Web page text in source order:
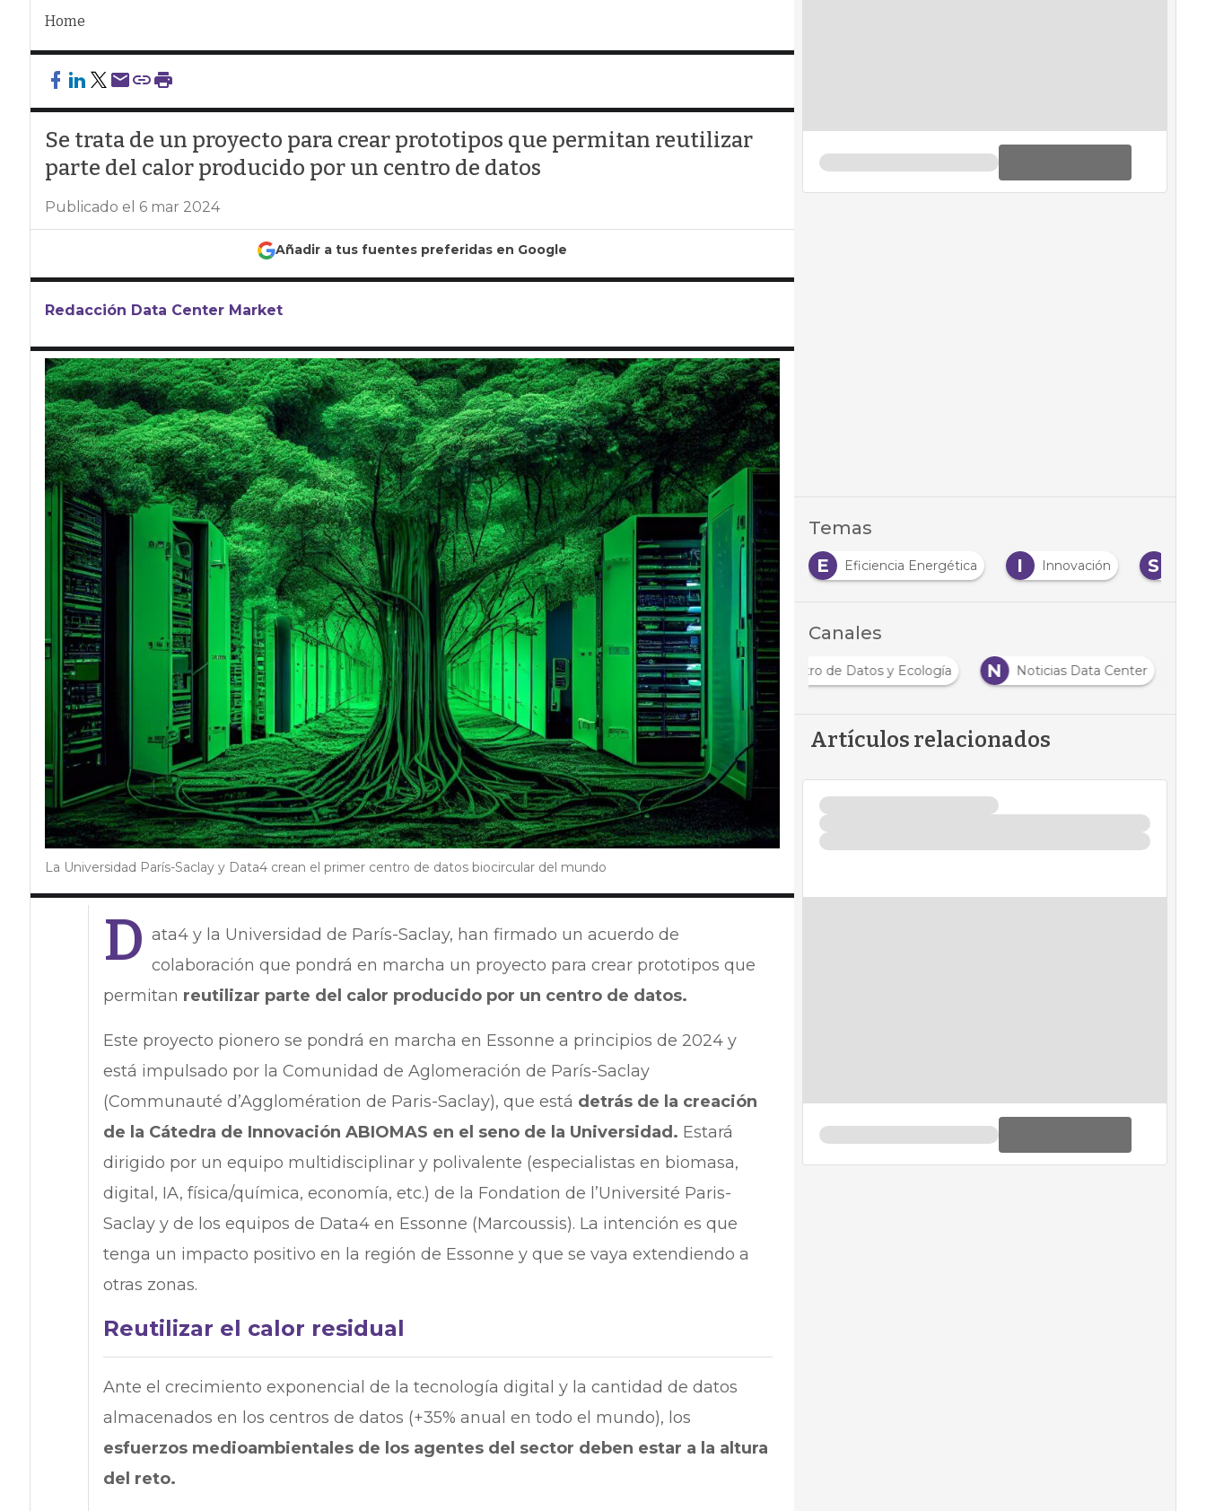
Home
Se trata de un proyecto para crear prototipos que permitan reutilizar
parte del calor producido por un centro de datos
Publicado el 6 mar 2024
Añadir a tus fuentes preferidas en Google
Redacción Data Center Market
La Universidad París-Saclay y Data4 crean el primer centro de datos biocircular del mundo
D ata4 y la Universidad de París-Saclay, han firmado un acuerdo de
colaboración que pondrá en marcha un proyecto para crear prototipos que
permitan reutilizar parte del calor producido por un centro de datos.
Este proyecto pionero se pondrá en marcha en Essonne a principios de 2024 y
está impulsado por la Comunidad de Aglomeración de París-Saclay
(Communauté d’Agglomération de Paris-Saclay), que está detrás de la creación
de la Cátedra de Innovación ABIOMAS en el seno de la Universidad. Estará
dirigido por un equipo multidisciplinar y polivalente (especialistas en biomasa,
digital, IA, física/química, economía, etc.) de la Fondation de l’Université Paris-
Saclay y de los equipos de Data4 en Essonne (Marcoussis). La intención es que
tenga un impacto positivo en la región de Essonne y que se vaya extendiendo a
otras zonas.
Reutilizar el calor residual
Ante el crecimiento exponencial de la tecnología digital y la cantidad de datos
almacenados en los centros de datos (+35% anual en todo el mundo), los
esfuerzos medioambientales de los agentes del sector deben estar a la altura
del reto.
Temas
Centro de datos E Eficiencia Energética I Innovación S
Canales
C
Centro de Datos y Ecología N Noticias Data Center
Artículos relacionados